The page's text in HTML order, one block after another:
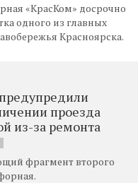
«КрасКом» досрочно
одного из главных
Красноярска.
проезда
из-за ремонта
фрагмент второго